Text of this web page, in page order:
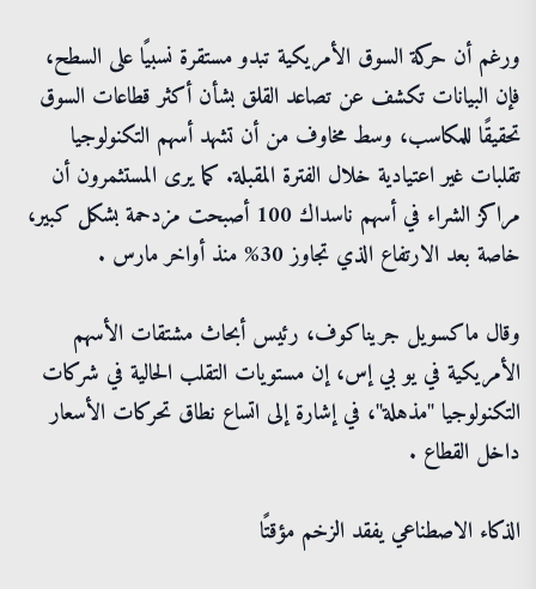
ورغم أن حركة السوق الأمريكية تبدو مستقرة نسبيًا على السطح،
فإن البيانات تكشف عن تصاعد القلق بشأن أكثر قطاعات السوق
تحقيقًا للمكاسب، وسط مخاوف من أن تشهد أسهم التكنولوجيا
تقلبات غير اعتيادية خلال الفترة المقبلة. كما يرى المستثمرون أن
مراكز الشراء في أسهم ناسداك 100 أصبحت مزدحمة بشكل كبير،
خاصة بعد الارتفاع الذي تجاوز 30% منذ أواخر مارس .
وقال ماكسويل جريناكوف، رئيس أبحاث مشتقات الأسهم
الأمريكية في يو بي إس، إن مستويات التقلب الحالية في شركات
التكنولوجيا "مذهلة"، في إشارة إلى اتساع نطاق تحركات الأسعار
داخل القطاع .
الذكاء الاصطناعي يفقد الزخم مؤقتًا